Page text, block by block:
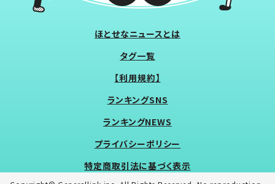
ほとせなニュースとは
タグ一覧
【利用規約】
ランキングSNS
ランキングNEWS
プライバシーポリシー
特定商取引法に基づく表示